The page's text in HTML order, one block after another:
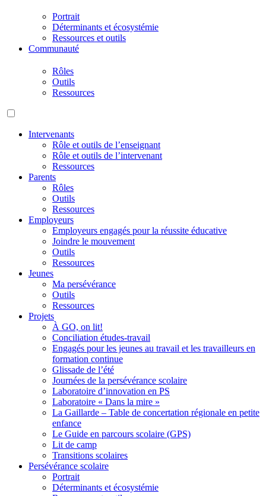
Portrait
Déterminants et écosystémie
Ressources et outils
Communauté
Rôles
Outils
Ressources
Intervenants
Rôle et outils de l’enseignant
Rôle et outils de l’intervenant
Ressources
Parents
Rôles
Outils
Ressources
Employeurs
Employeurs engagés pour la réussite éducative
Joindre le mouvement
Outils
Ressources
Jeunes
Ma persévérance
Outils
Ressources
Projets
À GO, on lit!
Conciliation études-travail
Engagés pour les jeunes au travail et les travailleurs en
formation continue
Glissade de l’été
Journées de la persévérance scolaire
Laboratoire d’innovation en PS
Laboratoire « Dans la mire »
La Gaillarde – Table de concertation régionale en petite
enfance
Le Guide en parcours scolaire (GPS)
Lit de camp
Transitions scolaires
Persévérance scolaire
Portrait
Déterminants et écosystémie